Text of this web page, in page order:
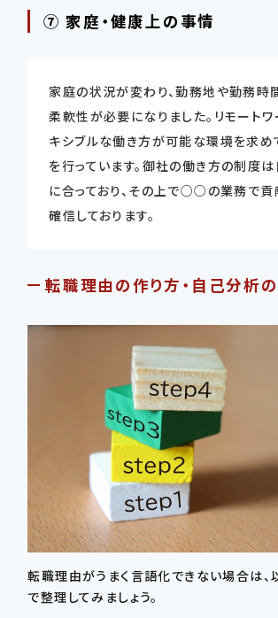
⑦ 家庭・健康上の事情
家庭の状況が変わり、勤務地や勤務時
柔軟性が必要になりました。リモートワ
キシブルな働き方が可能な環境を求
を行っています。御社の働き方の制度
に合っており、その上で○○の業務で貢
確信しております。
転職理由の作り方・自己分析
転職理由がうまく言語化できない場合は、
で整理してみましょう。